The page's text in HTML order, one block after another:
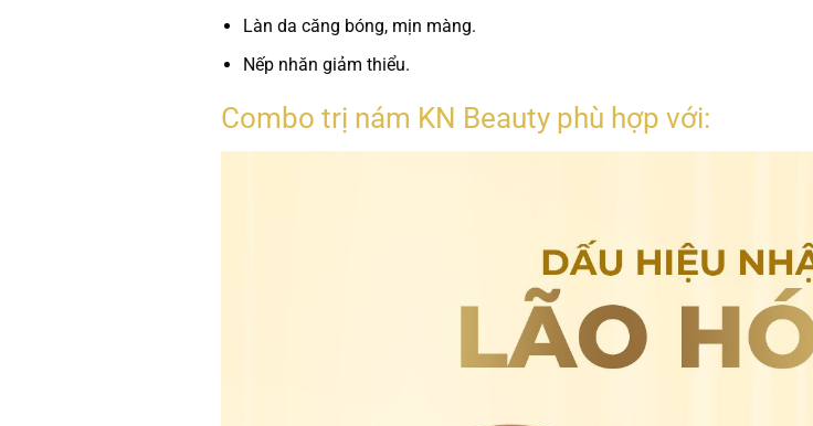
Làn da căng bóng, mịn màng.
Nếp nhăn giảm thiểu.
Combo trị nám KN Beauty phù hợp với: